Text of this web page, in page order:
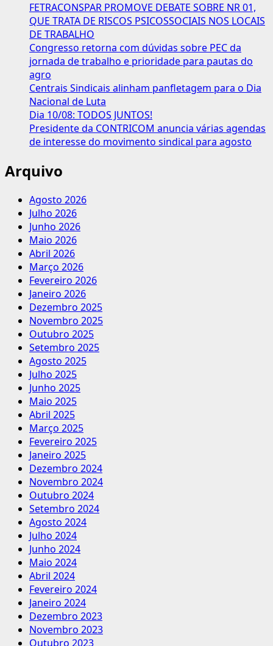
FETRACONSPAR PROMOVE DEBATE SOBRE NR 01,
QUE TRATA DE RISCOS PSICOSSOCIAIS NOS LOCAIS
DE TRABALHO
Congresso retorna com dúvidas sobre PEC da
jornada de trabalho e prioridade para pautas do
agro
Centrais Sindicais alinham panfletagem para o Dia
Nacional de Luta
Dia 10/08: TODOS JUNTOS!
Presidente da CONTRICOM anuncia várias agendas
de interesse do movimento sindical para agosto
Arquivo
Agosto 2026
Julho 2026
Junho 2026
Maio 2026
Abril 2026
Março 2026
Fevereiro 2026
Janeiro 2026
Dezembro 2025
Novembro 2025
Outubro 2025
Setembro 2025
Agosto 2025
Julho 2025
Junho 2025
Maio 2025
Abril 2025
Março 2025
Fevereiro 2025
Janeiro 2025
Dezembro 2024
Novembro 2024
Outubro 2024
Setembro 2024
Agosto 2024
Julho 2024
Junho 2024
Maio 2024
Abril 2024
Fevereiro 2024
Janeiro 2024
Dezembro 2023
Novembro 2023
Outubro 2023